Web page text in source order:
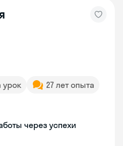
урок
27 лет опыта
через успехи